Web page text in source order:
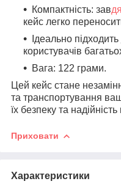
Компактність: зав
кейс легко
Ідеально
користувачів
Вага: 122 грами.
Цей кейс стане
та транспортування
їх безпеку та
Приховати
Характеристики